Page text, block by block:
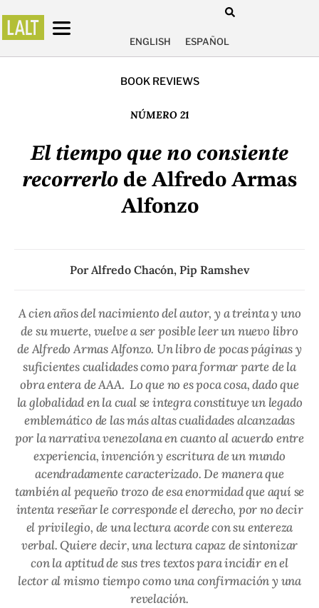
ENGLISH ESPAÑOL
BOOK REVIEWS
NÚMERO 21
El tiempo que no consiente
recorrerlo de Alfredo Armas
Alfonzo
PorAlfredo Chacón, Pip Ramshev
A cien años del nacimiento del autor, y a treinta y uno
de su muerte, vuelve a ser posible leer un nuevo libro
de Alfredo Armas Alfonzo. Un libro de pocas páginas y
suficientes cualidades como para formar parte de la
obra entera de AAA. Lo que no es poca cosa, dado que
la globalidad en la cual se integra constituye un legado
emblemático de las más altas cualidades alcanzadas
por la narrativa venezolana en cuanto al acuerdo entre
experiencia, invención y escritura de un mundo
acendradamente caracterizado. De manera que
también al pequeño trozo de esa enormidad que aquí se
intenta reseñar le corresponde el derecho, por no decir
el privilegio, de una lectura acorde con su entereza
verbal. Quiere decir, una lectura capaz de sintonizar
con la aptitud de sus tres textos para incidir en el
lector al mismo tiempo como una confirmación y una
revelación.